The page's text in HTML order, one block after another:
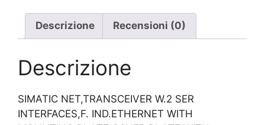
Descrizione Recensioni (0)
Descrizione
SIMATIC NET,TRANSCEIVER W.2 SER
INTERFACES,F. IND.ETHERNET WITH